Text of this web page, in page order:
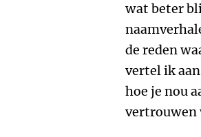
wat beter
de reden
vertel ik
hoe je nou
vertrouwen